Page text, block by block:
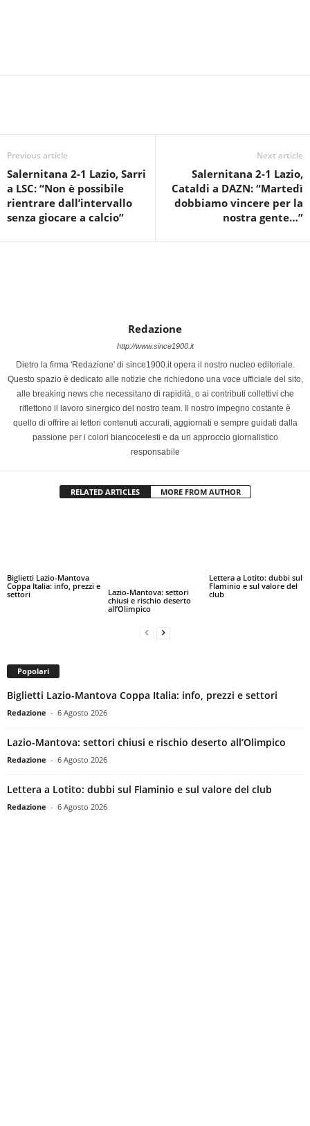
Previous article
Salernitana 2-1 Lazio, Sarri
a LSC: “Non è possibile
rientrare dall’intervallo
senza giocare a calcio”
Next article
Salernitana 2-1 Lazio,
Cataldi a DAZN: “Martedì
dobbiamo vincere per la
nostra gente…”
Redazione
http://www.since1900.it
Dietro la firma 'Redazione' di since1900.it opera il nostro nucleo editoriale.
Questo spazio è dedicato alle notizie che richiedono una voce ufficiale del sito,
alle breaking news che necessitano di rapidità, o ai contributi collettivi che
riflettono il lavoro sinergico del nostro team. Il nostro impegno costante è
quello di offrire ai lettori contenuti accurati, aggiornati e sempre guidati dalla
passione per i colori biancocelesti e da un approccio giornalistico
responsabile
RELATED ARTICLES MORE FROM AUTHOR
Biglietti Lazio-Mantova
Coppa Italia: info, prezzi e
settori
Lazio-Mantova: settori
chiusi e rischio deserto
all’Olimpico
Lettera a Lotito: dubbi sul
Flaminio e sul valore del
club
Popolari
Biglietti Lazio-Mantova Coppa Italia: info, prezzi e settori
Redazione - 6 Agosto 2026
Lazio-Mantova: settori chiusi e rischio deserto all’Olimpico
Redazione - 6 Agosto 2026
Lettera a Lotito: dubbi sul Flaminio e sul valore del club
Redazione - 6 Agosto 2026